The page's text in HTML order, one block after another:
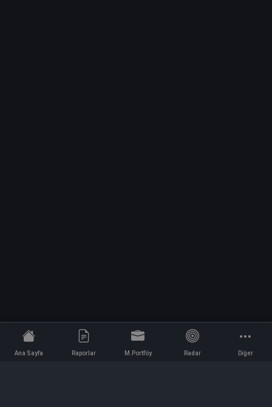
Ana Sayfa Raporlar M.Portföy Radar Diğer